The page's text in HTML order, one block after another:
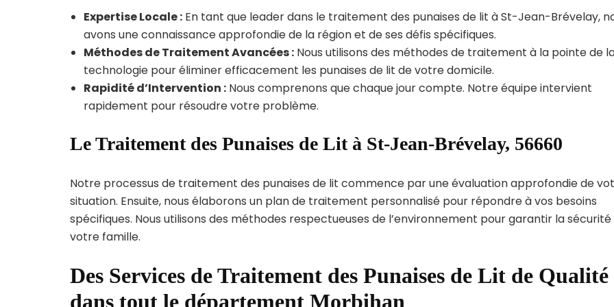
Expertise Locale : En tant que leader dans le traitement des punaises de lit à St-Jean-Brévelay,
avons une connaissance approfondie de la région et de ses défis spécifiques.
Méthodes de Traitement Avancées : Nous utilisons des méthodes de traitement à la pointe de
technologie pour éliminer efficacement les punaises de lit de votre domicile.
Rapidité d’Intervention : Nous comprenons que chaque jour compte. Notre équipe intervient
rapidement pour résoudre votre problème.
Le Traitement des Punaises de Lit à St-Jean-Brévelay, 56660
Notre processus de traitement des punaises de lit commence par une évaluation approfondie de
situation. Ensuite, nous élaborons un plan de traitement personnalisé pour répondre à vos besoins
spécifiques. Nous utilisons des méthodes respectueuses de l’environnement pour garantir la sécurité
votre famille.
Des Services de Traitement des Punaises de Lit de Qualité
dans tout le département Morbihan